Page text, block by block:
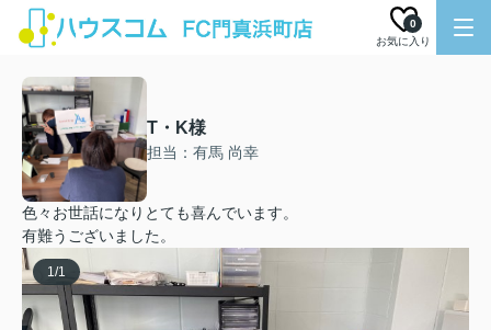
お気に入り
0
T・K様
担当：有馬 尚幸
色々お世話になりとても喜んでいます。
有難うございました。
1/1